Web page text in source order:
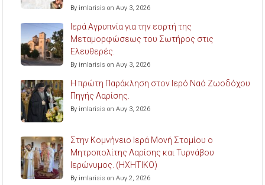
By imlarisis on Αυγ 3, 2026
Ιερά Αγρυπνία για την εορτή της
Μεταμορφώσεως του Σωτήρος στις
Ελευθερές.
By imlarisis on Αυγ 3, 2026
Η πρώτη Παράκληση στον Ιερό Ναό Ζωοδόχου
Πηγής Λαρίσης.
By imlarisis on Αυγ 3, 2026
Στην Κομνήνειο Ιερά Μονή Στομίου ο
Μητροπολίτης Λαρίσης και Τυρνάβου
Ιερώνυμος. (ΗΧΗΤΙΚΟ)
By imlarisis on Αυγ 2, 2026